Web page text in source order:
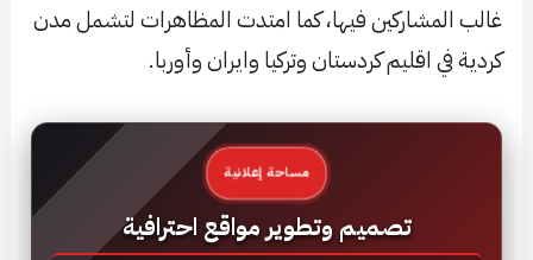
غالب المشاركين فيها، كما امتدت المظاهرات لتشمل مدن
كردية في اقليم كردستان وتركيا وايران وأوربا.
مساحة إعلانية
تصميم وتطوير مواقع احترافية